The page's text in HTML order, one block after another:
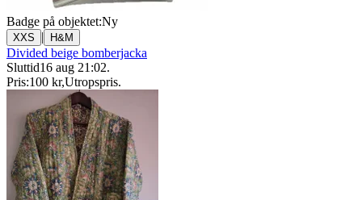
Badge på objektet:Ny
XXS | H&M
Divided beige bomberjacka
Sluttid16 aug 21:02.
Pris:100 kr,Utropspris.